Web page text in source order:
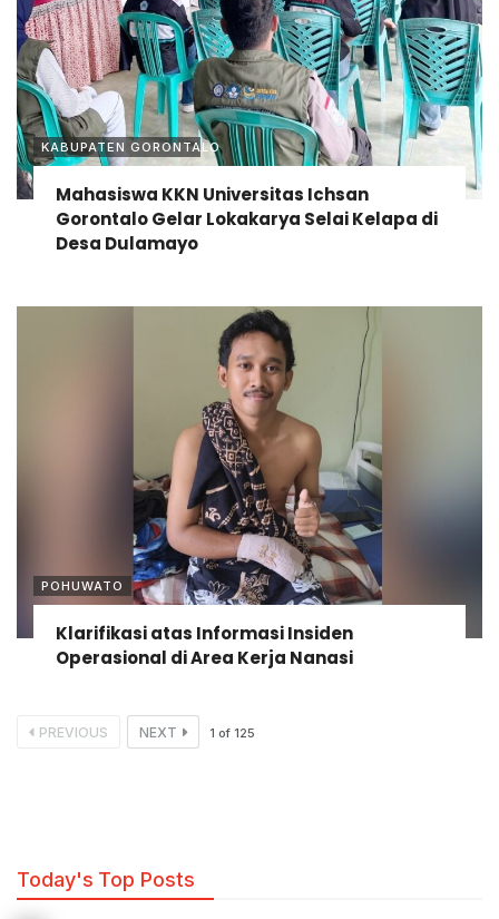
KABUPATEN GORONTALO
Mahasiswa KKN Universitas Ichsan
Gorontalo Gelar Lokakarya Selai Kelapa di
Desa Dulamayo
POHUWATO
Klarifikasi atas Informasi Insiden
Operasional di Area Kerja Nanasi
PREVIOUS NEXT 1 of 125
Today's Top Posts